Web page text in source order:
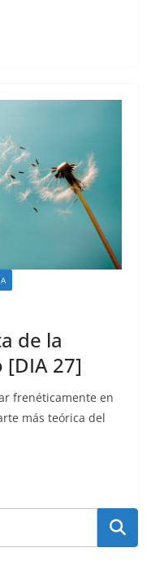
de la
[DIA 27]
frenéticamente en
más teórica del